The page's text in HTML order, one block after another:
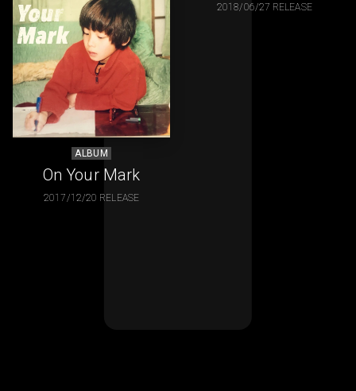
2018/06/27 RELEASE
ALBUM
On Your Mark
2017/12/20 RELEASE